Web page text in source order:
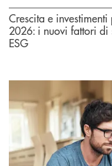
Crescita e
2026: i nuovi fattori
ESG